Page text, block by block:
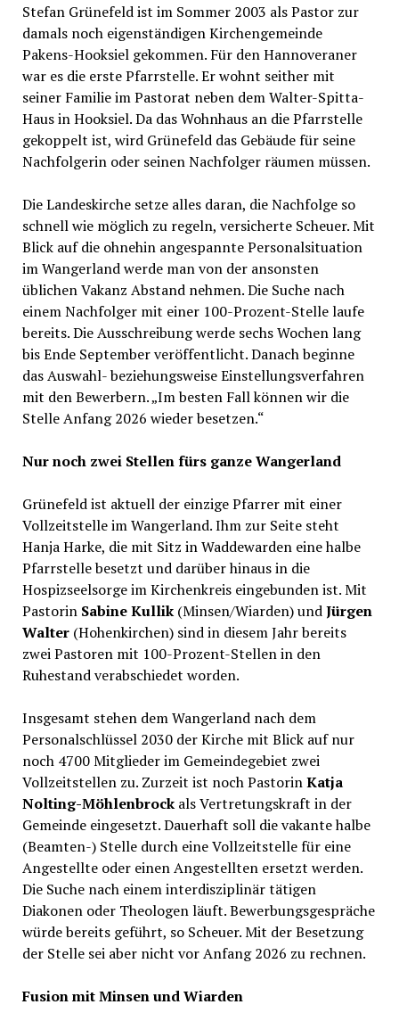
Stefan Grünefeld ist im Sommer 2003 als Pastor zur
damals noch eigenständigen Kirchengemeinde
Pakens-Hooksiel gekommen. Für den Hannoveraner
war es die erste Pfarrstelle. Er wohnt seither mit
seiner Familie im Pastorat neben dem Walter-Spitta-
Haus in Hooksiel. Da das Wohnhaus an die Pfarrstelle
gekoppelt ist, wird Grünefeld das Gebäude für seine
Nachfolgerin oder seinen Nachfolger räumen müssen.
Die Landeskirche setze alles daran, die Nachfolge so
schnell wie möglich zu regeln, versicherte Scheuer. Mit
Blick auf die ohnehin angespannte Personalsituation
im Wangerland werde man von der ansonsten
üblichen Vakanz Abstand nehmen. Die Suche nach
einem Nachfolger mit einer 100-Prozent-Stelle laufe
bereits. Die Ausschreibung werde sechs Wochen lang
bis Ende September veröffentlicht. Danach beginne
das Auswahl- beziehungsweise Einstellungsverfahren
mit den Bewerbern. „Im besten Fall können wir die
Stelle Anfang 2026 wieder besetzen.“
Nur noch zwei Stellen fürs ganze Wangerland
Grünefeld ist aktuell der einzige Pfarrer mit einer
Vollzeitstelle im Wangerland. Ihm zur Seite steht
Hanja Harke, die mit Sitz in Waddewarden eine halbe
Pfarrstelle besetzt und darüber hinaus in die
Hospizseelsorge im Kirchenkreis eingebunden ist. Mit
Pastorin Sabine Kullik (Minsen/Wiarden) undJürgen
Walter (Hohenkirchen) sind in diesem Jahr bereits
zwei Pastoren mit 100-Prozent-Stellen in den
Ruhestand verabschiedet worden.
Insgesamt stehen dem Wangerland nach dem
Personalschlüssel 2030 der Kirche mit Blick auf nur
noch 4700 Mitglieder im Gemeindegebiet zwei
Vollzeitstellen zu. Zurzeit ist noch PastorinKatja
Nolting-Möhlenbrock als Vertretungskraft in der
Gemeinde eingesetzt. Dauerhaft soll die vakante halbe
(Beamten-) Stelle durch eine Vollzeitstelle für eine
Angestellte oder einen Angestellten ersetzt werden.
Die Suche nach einem interdisziplinär tätigen
Diakonen oder Theologen läuft. Bewerbungsgespräche
würde bereits geführt, so Scheuer. Mit der Besetzung
der Stelle sei aber nicht vor Anfang 2026 zu rechnen.
Fusion mit Minsen und Wiarden